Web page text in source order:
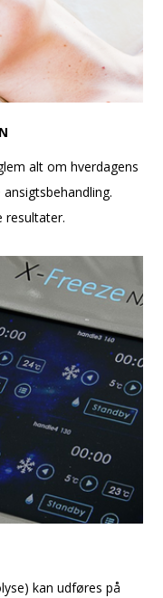
alt om hverdagens
resultater.
kan udføres på